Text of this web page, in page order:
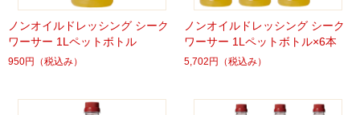
ノンオイルドレッシング シーク
ワーサー 1Lペットボトル
950円 （税込み）
ノンオイルドレッシング シーク
ワーサー 1Lペットボトル×6本
5,702円 （税込み）